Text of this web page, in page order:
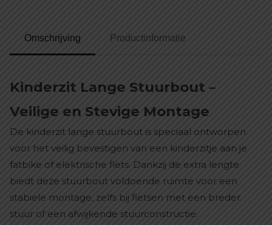
Omschrijving Productinformatie
Kinderzit Lange Stuurbout –
Veilige en Stevige Montage
De kinderzit lange stuurbout is speciaal ontworpen
voor het veilig bevestigen van een kinderzitje aan je
fatbike of elektrische fiets. Dankzij de extra lengte
biedt deze stuurbout voldoende ruimte voor een
stabiele montage, zelfs bij fietsen met een breder
stuur of een afwijkende stuurconstructie.